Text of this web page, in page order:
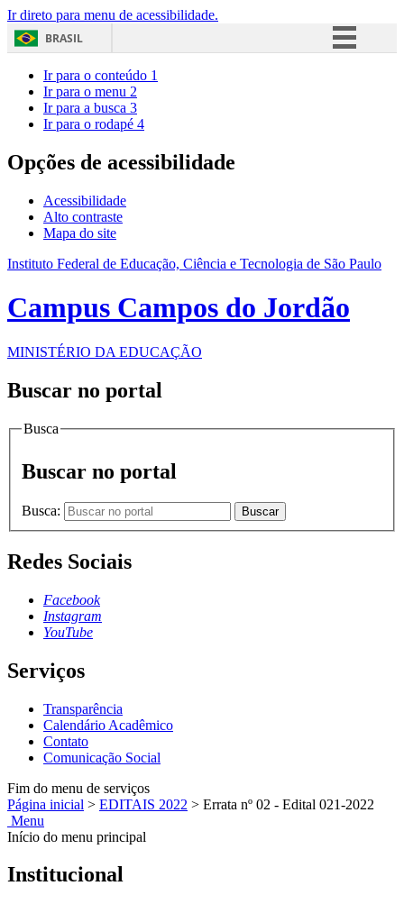
Ir direto para menu de acessibilidade.
BRASIL
Acesso à informação
Ir para o conteúdo 1
Ir para o menu 2
Ir para a busca 3
Ir para o rodapé 4
Opções de acessibilidade
Acessibilidade
Alto contraste
Mapa do site
Instituto Federal de Educação, Ciência e Tecnologia de São Paulo
Campus Campos do Jordão
MINISTÉRIO DA EDUCAÇÃO
Buscar no portal
Busca
Buscar no portal
Busca: Buscar
Redes Sociais
Facebook
Instagram
YouTube
Serviços
Transparência
Calendário Acadêmico
Contato
Comunicação Social
Fim do menu de serviços
Página inicial > EDITAIS 2022 > Errata nº 02 - Edital 021-2022
Menu
Início do menu principal
Institucional